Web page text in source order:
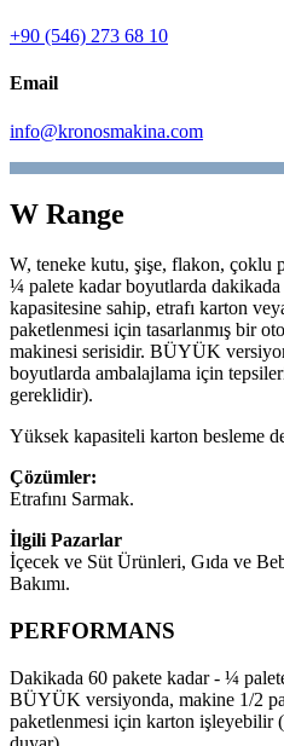
+90 (546) 273 68 10
Email
info@kronosmakina.com
W Range
W, teneke kutu, şişe, flakon, çoklu
¼ palete kadar boyutlarda
kapasitesine sahip, etrafı karton
paketlenmesi için tasarlanmış bir
makinesi serisidir. BÜYÜK
boyutlarda ambalajlama için
gereklidir).
Yüksek kapasiteli karton besleme
Çözümler:
Etrafını Sarmak.
İlgili Pazarlar
İçecek ve Süt Ürünleri, Gıda ve
Bakımı.
PERFORMANS
Dakikada 60 pakete kadar - ¼
BÜYÜK versiyonda, makine 1/2
paketlenmesi için karton işleyebilir